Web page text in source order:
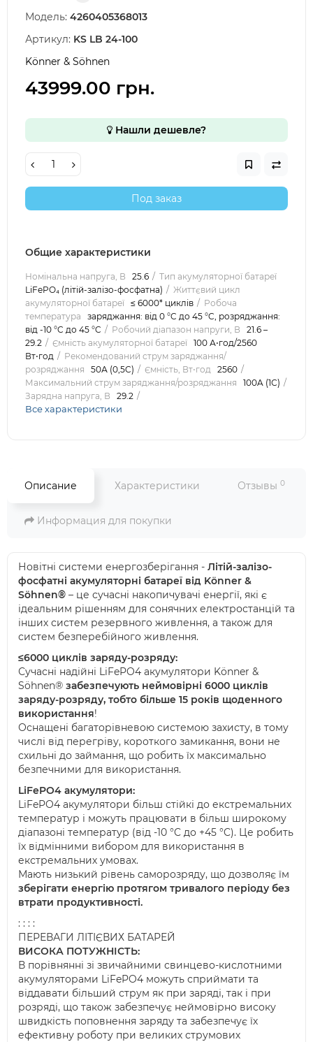
Модель: 4260405368013
Артикул: KS LB 24-100
Könner & Söhnen
43999.00 грн.
Нашли дешевле?
Под заказ
Общие характеристики
Номінальна напруга, В 25.6
Тип акумуляторної батареї
LiFePO₄ (літій-залізо-фосфатна)
Життєвий цикл
акумуляторної батареї ≤ 6000* циклів
Робоча
температура
заряджання: від 0 °C до 45 °C, розряджання:
від -10 °C до 45 °C
Робочий діапазон напруги, В
21.6 –
29.2
Ємність акумуляторної батареї 100 А⋅год/2560
Вт⋅год
Рекомендований струм заряджання/
розряджання
50А (0,5C) Ємність, Вт⋅год 2560
Максимальний струм заряджання/розряджання
100A (1С)
Зарядна напруга, В
29.2
Все характеристики
Описание Характеристики Отзывы 0
Информация для покупки
Новітні системи енергозберігання - Літій-залізо-
фосфатні акумуляторні батареї від Könner &
Söhnen® – це сучасні накопичувачі енергії, які є
ідеальним рішенням для сонячних електростанцій та
інших систем резервного живлення, а також для
систем безперебійного живлення.
≤6000 циклів заряду-розряду:
Сучасні надійні LiFePO4 акумулятори Könner &
Söhnen® забезпечують неймовірні 6000 циклів
заряду-розряду, тобто більше 15 років щоденного
використання!
Оснащені багаторівневою системою захисту, в тому
числі від перегріву, короткого замикання, вони не
схильні до займання, що робить їх максимально
безпечними для використання.
LiFePO4 акумулятори:
LiFePO4 акумулятори більш стійкі до екстремальних
температур і можуть працювати в більш широкому
діапазоні температур (від -10 °C до +45 °C). Це робить
їх відмінними вибором для використання в
екстремальних умовах.
Мають низький рівень саморозряду, що дозволяє їм
зберігати енергію протягом тривалого періоду без
втрати продуктивності.
: : : :
ПЕРЕВАГИ ЛІТІЄВИХ БАТАРЕЙ
ВИСОКА ПОТУЖНІСТЬ:
В порівнянні зі звичайними свинцево-кислотними
акумуляторами LiFePO4 можуть сприймати та
віддавати більший струм як при заряді, так і при
розряді, що також забезпечує неймовірно високу
швидкість поповнення заряду та забезпечує їх
ефективну роботу при великих струмових